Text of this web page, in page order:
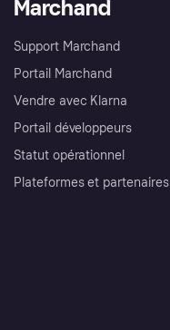
Marchand
Support Marchand
Portail Marchand
Vendre avec Klarna
Portail développeurs
Statut opérationnel
Plateformes et partenaires